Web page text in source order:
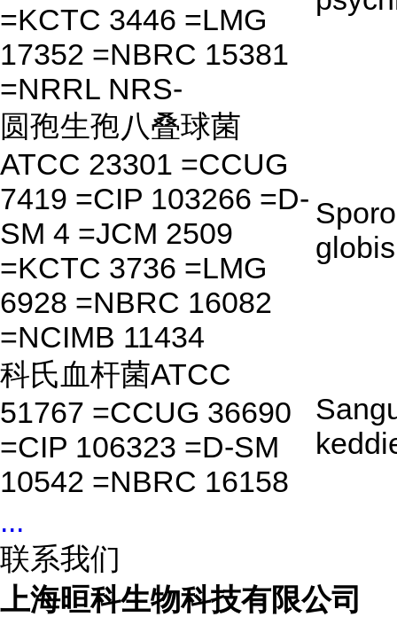
=KCTC 3446 =LMG
17352 =NBRC 15381
=NRRL NRS-
圆孢生孢八叠球菌
ATCC 23301 =CCUG
7419 =CIP 103266 =D-
SM 4 =JCM 2509
=KCTC 3736 =LMG
6928 =NBRC 16082
=NCIMB 11434
科氏血杆菌ATCC
51767 =CCUG 36690
=CIP 106323 =D-SM
10542 =NBRC 16158
...
联系我们
上海晅科生物科技有限公司